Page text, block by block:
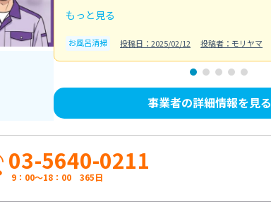
もっと見る
お風呂清掃 投稿日：2025/02/12 投稿者：モリヤマ
事業者の詳細情報を見る
03-5640-0211
9：00～18：00 365日